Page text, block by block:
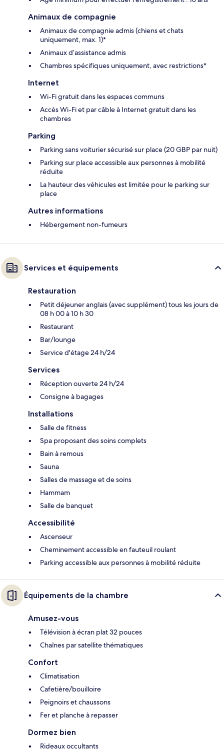
Animaux de compagnie
Animaux de compagnie admis (chiens et chats
uniquement, max. 1)*
Animaux d’assistance admis
Chambres spécifiques uniquement, avec restrictions*
Internet
Wi-Fi gratuit dans les espaces communs
Accès Wi-Fi et par câble à Internet gratuit dans les
chambres
Parking
Parking sans voiturier sécurisé sur place (20 GBP par nuit)
Parking sur place accessible aux personnes à mobilité
réduite
La hauteur des véhicules est limitée pour le parking sur
place
Autres informations
Hébergement non-fumeurs
Services et équipements
Restauration
Petit déjeuner anglais (avec supplément) tous les jours de
08 h 00 à 10 h 30
Restaurant
Bar/lounge
Service d'étage 24 h/24
Services
Réception ouverte 24 h/24
Consigne à bagages
Installations
Salle de fitness
Spa proposant des soins complets
Bain à remous
Sauna
Salles de massage et de soins
Hammam
Salle de banquet
Accessibilité
Ascenseur
Cheminement accessible en fauteuil roulant
Parking accessible aux personnes à mobilité réduite
Équipements de la chambre
Amusez-vous
Télévision à écran plat 32 pouces
Chaînes par satellite thématiques
Confort
Climatisation
Cafetière/bouilloire
Peignoirs et chaussons
Fer et planche à repasser
Dormez bien
Rideaux occultants